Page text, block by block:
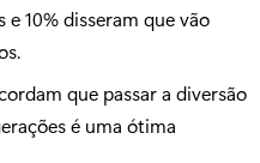
e 10% disseram que vão
que passar a diversão
é uma ótima